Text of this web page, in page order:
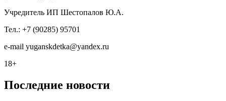
Учредитель ИП Шестопалов Ю.А.
Тел.: +7 (90285) 95701
e-mail yuganskdetka@yandex.ru
18+
Последние новости